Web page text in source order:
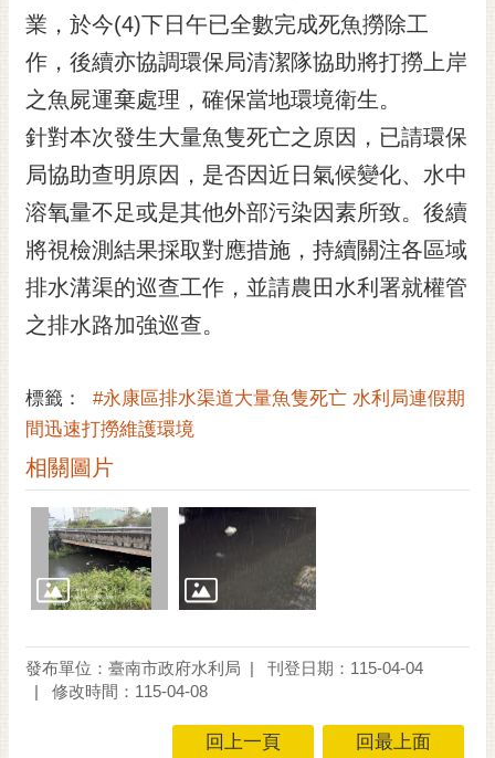
桐
花
祭
網
站
導
覽
訂
閱
RSS
訂
子
報
市
民
English
本
語
業，於今(4)下日午已全數完成死魚撈除工
作，後續亦協調環保局清潔隊協助將打撈上岸
之魚屍運棄處理，確保當地環境衛生。
針對本次發生大量魚隻死亡之原因，已請環保
局協助查明原因，是否因近日氣候變化、水中
溶氧量不足或是其他外部污染因素所致。後續
將視檢測結果採取對應措施，持續關注各區域
排水溝渠的巡查工作，並請農田水利署就權管
之排水路加強巡查。
標籤：
#永康區排水渠道大量魚隻死亡 水利局連假期
間迅速打撈維護環境
相關圖片
發布單位：臺南市政府水利局
刊登日期：115-04-04
修改時間：115-04-08
回上一頁 回最上面